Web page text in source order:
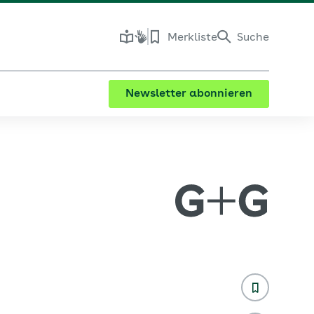
Merkliste Suche
Newsletter abonnieren